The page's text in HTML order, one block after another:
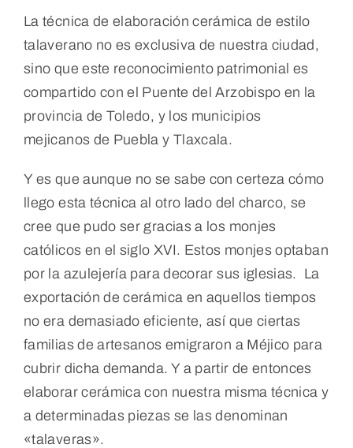
La técnica de elaboración cerámica de estilo
talaverano no es exclusiva de nuestra ciudad,
sino que este reconocimiento patrimonial es
compartido con el Puente del Arzobispo en la
provincia de Toledo, y los municipios
mejicanos de Puebla y Tlaxcala.
Y es que aunque no se sabe con certeza cómo
llego esta técnica al otro lado del charco, se
cree que pudo ser gracias a los monjes
católicos en el siglo XVI. Estos monjes optaban
por la azulejería para decorar sus iglesias. La
exportación de cerámica en aquellos tiempos
no era demasiado eficiente, así que ciertas
familias de artesanos emigraron a Méjico para
cubrir dicha demanda. Y a partir de entonces
elaborar cerámica con nuestra misma técnica y
a determinadas piezas se las denominan
«talaveras».